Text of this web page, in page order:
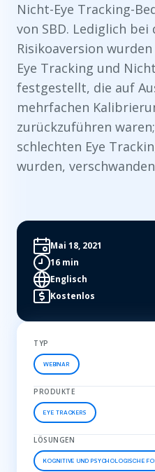
Nicht-Eye Tracking-
von SBD. Lediglich
Risikoaversion
Eye Tracking und
festgestellt, die auf
mehrfachen
zurückzuführen
schlechten Eye
wurden,
Mai 18, 2021
16 min
Englisch
Kostenlos
TYP
WEBINAR
PRODUKTE
EYE TRACKERS
LÖSUNGEN
KOGNITIVE UND PSYCHOLOGISCHE